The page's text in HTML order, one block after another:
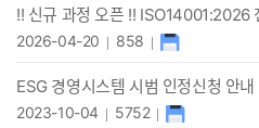
정
공
목
록
!! 신규 과정 오픈 !! ISO14001:2026
2026-04-20 858
ESG 경영시스템 시범 인정신청 안내
2023-10-04 5752